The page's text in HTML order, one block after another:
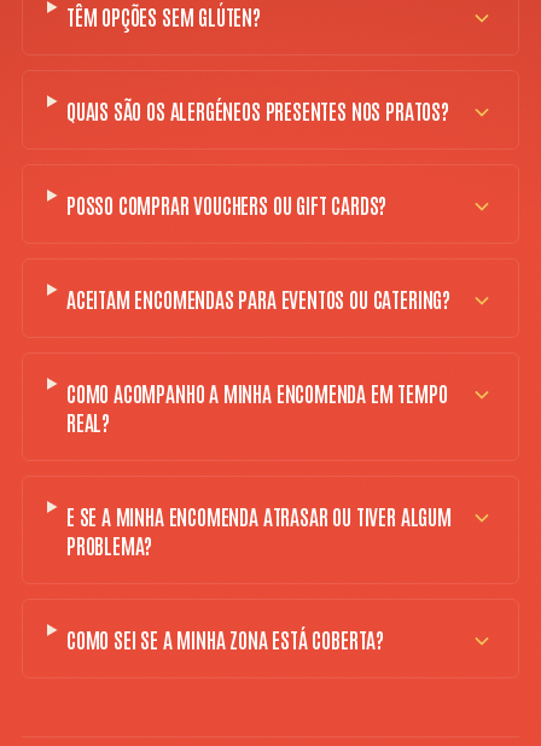
TÊM OPÇÕES SEM GLÚTEN?
QUAIS SÃO OS ALERGÉNEOS PRESENTES NOS PRATOS?
POSSO COMPRAR VOUCHERS OU GIFT CARDS?
ACEITAM ENCOMENDAS PARA EVENTOS OU CATERING?
COMO ACOMPANHO A MINHA ENCOMENDA EM TEMPO
REAL?
E SE A MINHA ENCOMENDA ATRASAR OU TIVER ALGUM
PROBLEMA?
COMO SEI SE A MINHA ZONA ESTÁ COBERTA?